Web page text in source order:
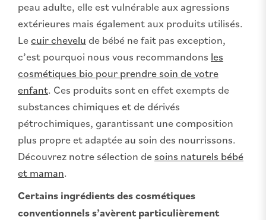
peau adulte, elle est vulnérable aux agressions
extérieures mais également aux produits utilisés.
Le cuir chevelu de bébé ne fait pas exception,
c’est pourquoi nous vous recommandons les
cosmétiques bio pour prendre soin de votre
enfant. Ces produits sont en effet exempts de
substances chimiques et de dérivés
pétrochimiques, garantissant une composition
plus propre et adaptée au soin des nourrissons.
Découvrez notre sélection desoins naturels bébé
et maman.
Certains ingrédients des cosmétiques
conventionnels s’avèrent particulièrement